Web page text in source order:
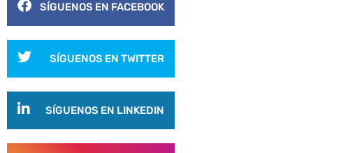
SÍGUENOS EN FACEBOOK
SÍGUENOS EN TWITTER
SÍGUENOS EN LINKEDIN